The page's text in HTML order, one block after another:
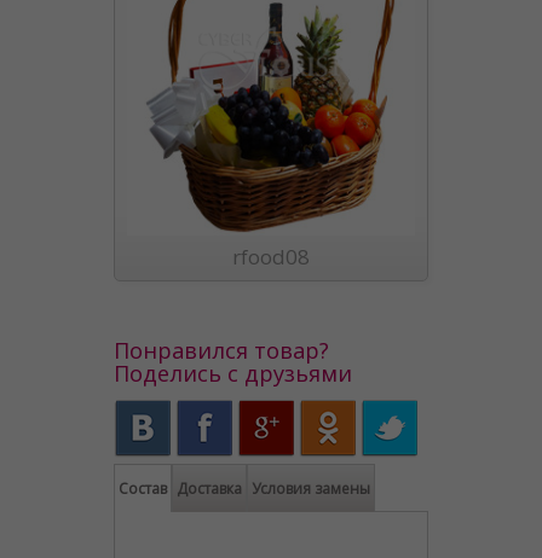
rfood08
Понравился товар?
Поделись с друзьями
Состав Доставка Условия замены